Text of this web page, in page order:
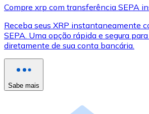
Compre xrp com transferência SEPA
Receba seus XRP instantaneamente
SEPA. Uma opção rápida e segura
diretamente de sua conta bancária.
Sabe mais